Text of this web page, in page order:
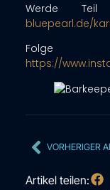
Werde
bluepearl.de/
Folge
https://
VORHERIGER
Artikel teilen: